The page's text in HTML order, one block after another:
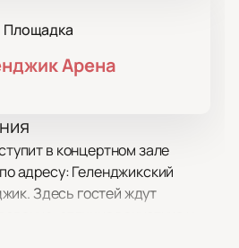
Площадка
Арена
в концертном зале
адресу: Геленджикский
Здесь гостей ждут
зрителя.